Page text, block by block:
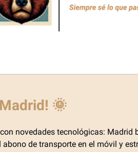
🌞
novedades tecnológicas: Madrid
de transporte en el móvil y